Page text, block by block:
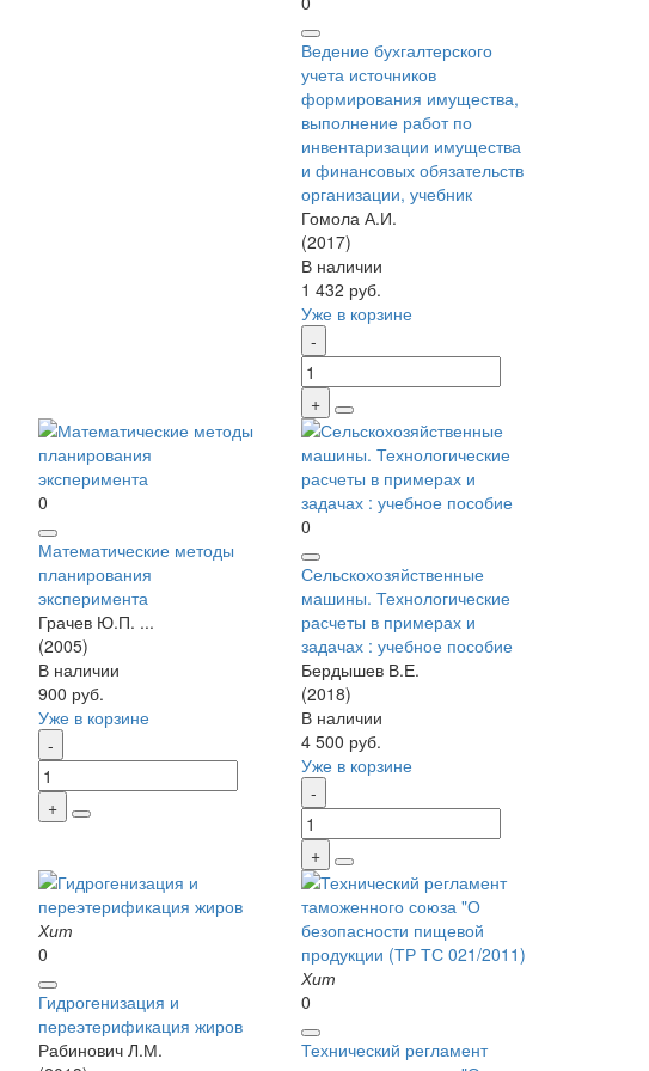
Ведение бухгалтерского
учета источников
формирования имущества,
выполнение работ по
инвентаризации имущества
и финансовых обязательств
организации, учебник
Гомола А.И.
(2017)
В наличии
1 432 руб.
Уже в корзине
0
Математические методы
планирования
эксперимента
Грачев Ю.П. ...
(2005)
В наличии
900 руб.
Уже в корзине
0
Сельскохозяйственные
машины. Технологические
расчеты в примерах и
задачах : учебное пособие
Бердышев В.Е.
(2018)
В наличии
4 500 руб.
Уже в корзине
Хит
0
Гидрогенизация и
переэтерификация жиров
Рабинович Л.М.
Хит
0
Технический регламент